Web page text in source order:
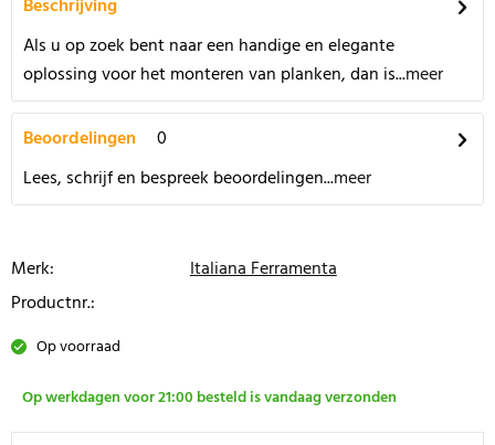
Beschrijving
Als u op zoek bent naar een handige en elegante
oplossing voor het monteren van planken, dan is...meer
Beoordelingen
0
Lees, schrijf en bespreek beoordelingen...meer
Merk:
Italiana Ferramenta
Productnr.:
Op voorraad
Op werkdagen voor 21:00 besteld is vandaag verzonden